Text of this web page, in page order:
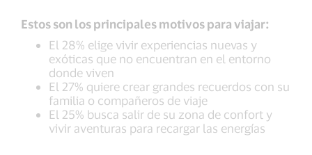
Estos son los principales motivos para viajar:
El 28% elige vivir experiencias nuevas y
exóticas que no encuentran en el entorno
donde viven
El 27% quiere crear grandes recuerdos con su
familia o compañeros de viaje
El 25% busca salir de su zona de confort y
vivir aventuras para recargar las energías